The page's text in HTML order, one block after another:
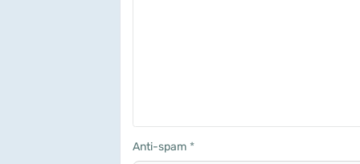
Anti-spam